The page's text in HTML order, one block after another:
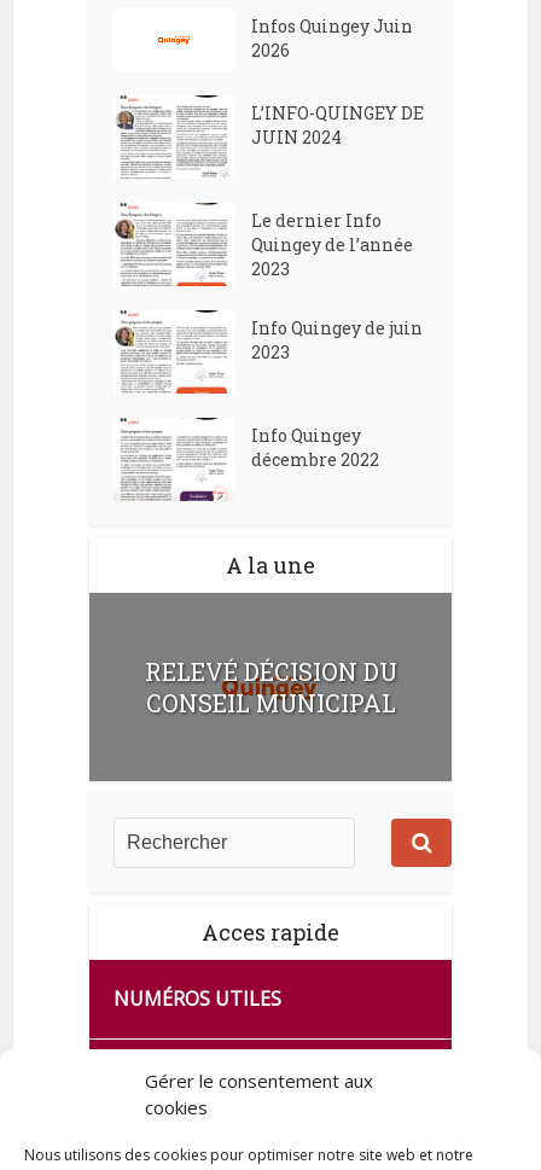
Gérer le consentement aux
cookies
Nous utilisons des cookies pour optimiser notre site web et notre
Infos Quingey Juin
2026
L’INFO-QUINGEY DE
JUIN 2024
Le dernier Info
Quingey de l’année
2023
Info Quingey de juin
2023
Info Quingey
décembre 2022
A la une
RELEVÉ DÉCISION DU
CONSEIL MUNICIPAL
Acces rapide
NUMÉROS UTILES
CA SE PASSE À FRANCE SERVICES
DE QUINGEY